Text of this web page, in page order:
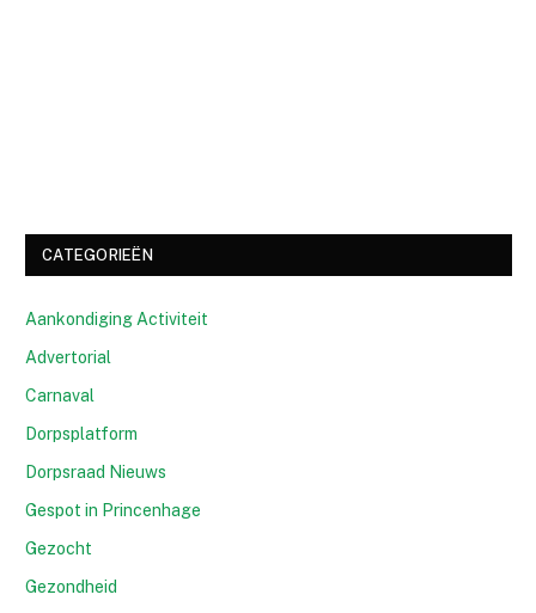
CATEGORIEËN
Aankondiging Activiteit
Advertorial
Carnaval
Dorpsplatform
Dorpsraad Nieuws
Gespot in Princenhage
Gezocht
Gezondheid